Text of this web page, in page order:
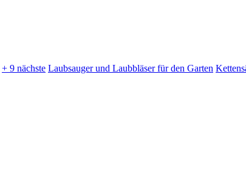
+ 9 nächste Laubsauger und Laubbläser für den Garten